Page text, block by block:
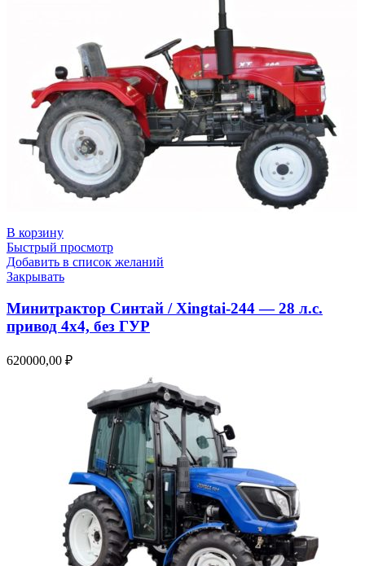
В корзину
Быстрый просмотр
Добавить в список желаний
Закрывать
Минитрактор Синтай / Xingtai-244 — 28 л.с.
привод 4х4, без ГУР
620000,00 ₽